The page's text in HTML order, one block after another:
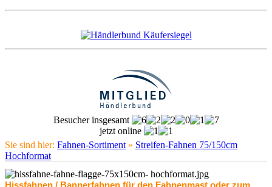
Besucher insgesamt
jetzt online
Sie sind hier: Fahnen-Sortiment » Streifen-Fahnen 75/150cm
Hochformat
Hissfahnen / Bannerfahnen für den Fahnenmast oder zum